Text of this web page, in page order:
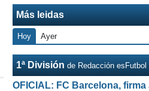
Más leidas
Hoy Ayer
1ª División de Redacción esFutbol
OFICIAL: FC Barcelona, firma